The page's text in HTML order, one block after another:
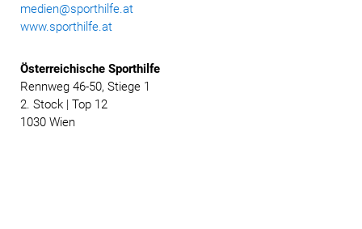
medien@sporthilfe.at
www.sporthilfe.at
Österreichische Sporthilfe
Rennweg 46-50, Stiege 1
2. Stock | Top 12
1030 Wien